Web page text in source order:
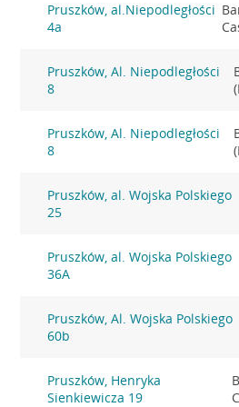
Pruszków, al.Niepodległości
4a
Pruszków, Al. Niepodległości
8
Pruszków, Al. Niepodległości
8
Pruszków, al. Wojska Polskiego
25
Pruszków, al. Wojska Polskiego
36A
Pruszków, Al. Wojska Polskiego
60b
Pruszków, Henryka
Sienkiewicza 19